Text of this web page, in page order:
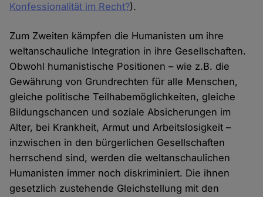
Konfessionalität im Recht?).
Zum Zweiten kämpfen die Humanisten um ihre
weltanschauliche Integration in ihre Gesellschaften.
Obwohl humanistische Positionen – wie z.B. die
Gewährung von Grundrechten für alle Menschen,
gleiche politische Teilhabemöglichkeiten, gleiche
Bildungschancen und soziale Absicherungen im
Alter, bei Krankheit, Armut und Arbeitslosigkeit –
inzwischen in den bürgerlichen Gesellschaften
herrschend sind, werden die weltanschaulichen
Humanisten immer noch diskriminiert. Die ihnen
gesetzlich zustehende Gleichstellung mit den